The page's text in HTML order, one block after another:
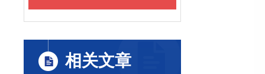
相关文章